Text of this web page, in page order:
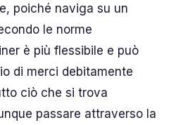
poiché naviga su un
le norme
è più flessibile e può
di merci debitamente
ciò che si trova
passare attraverso la